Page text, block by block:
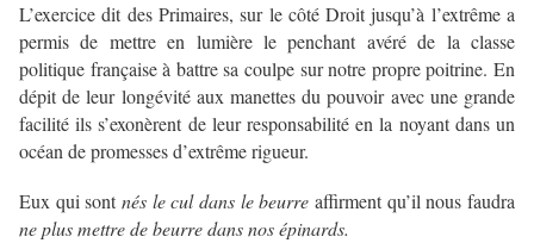
L’exercice dit des Primaires, sur le côté Droit jusqu’à l’extrême a
permis de mettre en lumière le penchant avéré de la classe
politique française à battre sa coulpe sur notre propre poitrine. En
dépit de leur longévité aux manettes du pouvoir avec une grande
facilité ils s’exonèrent de leur responsabilité en la noyant dans un
océan de promesses d’extrême rigueur.
Eux qui sontnés le cul dans le beurre affirment qu’il nous faudra
ne plus mettre de beurre dans nos épinards.